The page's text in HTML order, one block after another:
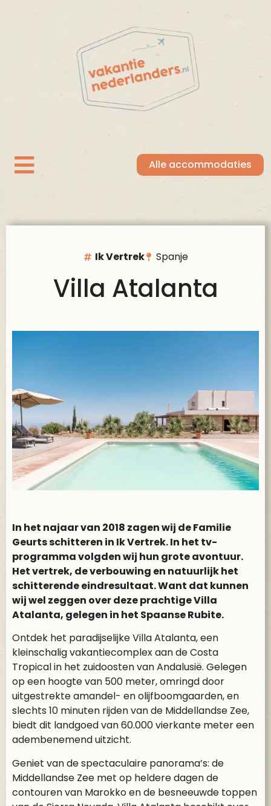
Alle accommodaties
Ik Vertrek Spanje
Villa Atalanta
In het najaar van 2018 zagen wij de Familie
Geurts schitteren in Ik Vertrek. In het tv-
programma volgden wij hun grote avontuur.
Het vertrek, de verbouwing en natuurlijk het
schitterende eindresultaat. Want dat kunnen
wij wel zeggen over deze prachtige Villa
Atalanta, gelegen in het Spaanse Rubite.
Ontdek het paradijselijke Villa Atalanta, een
kleinschalig vakantiecomplex aan de Costa
Tropical in het zuidoosten van Andalusië. Gelegen
op een hoogte van 500 meter, omringd door
uitgestrekte amandel- en olijfboomgaarden, en
slechts 10 minuten rijden van de Middellandse Zee,
biedt dit landgoed van 60.000 vierkante meter een
adembenemend uitzicht.
Geniet van de spectaculaire panorama’s: de
Middellandse Zee met op heldere dagen de
contouren van Marokko en de besneeuwde toppen